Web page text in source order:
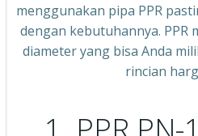
menggunakan pipa PPR
dengan kebutuhannya. PPR
diameter yang bisa Anda
rincian